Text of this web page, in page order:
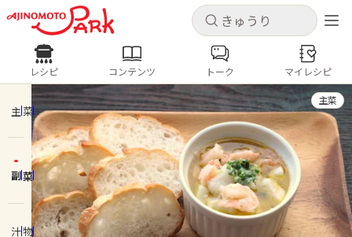
キャンセル
ログインするとレシピを保存できます
ログイン 新規登録
ホーム
コンテンツ
キャンセル
レシピ コンテンツ
人気の食材・レシピ
きゅうり なす トマト
とうもろこし
ピーマン
みょうが ゴーヤ
レシピ コンテンツ トーク マイレシピ
主菜
副菜
汁物
主菜